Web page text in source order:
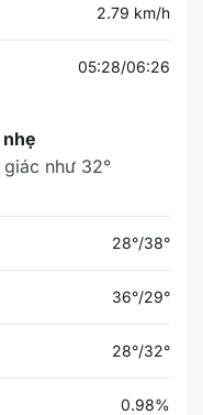
2.79 km/h
05:28/06:26
giác như 32°
28°/38°
36°/29°
28°/32°
0.98%